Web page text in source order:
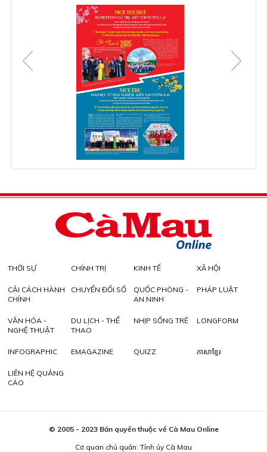
THỜI SỰ CHÍNH TRỊ KINH TẾ XÃ HỘI
CẢI CÁCH HÀNH
CHÍNH
CHUYỂN ĐỔI SỐ
QUỐC PHÒNG -
AN NINH
PHÁP LUẬT
VĂN HÓA -
NGHỆ THUẬT
DU LỊCH - THỂ
THAO
NHỊP SỐNG TRẺ LONGFORM
INFOGRAPHIC EMAGAZINE QUIZZ ភាសាខ្មែរ
LIÊN HỆ QUẢNG
CÁO
© 2005 - 2023 Bản quyền thuộc về Cà Mau Online
Cơ quan chủ quản: Tỉnh ủy Cà Mau